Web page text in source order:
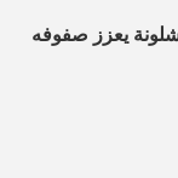
يعزز صفوفه